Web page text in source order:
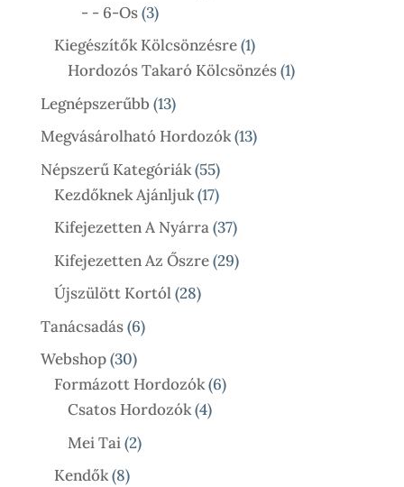
- - 6-Os 33
Termék
Kiegészítők Kölcsönzésre 11
Termék
Hordozós Takaró Kölcsönzés 11
Legnépszerűbb 1313
Termék
Megvásárolható Hordozók 1313
Népszerű Kategóriák 5555
Termék
Kezdőknek Ajánljuk 1717
Termék
Kifejezetten A Nyárra 3737
Termék
Kifejezetten Az Őszre 2929
Újszülött Kortól 2828
Tanácsadás 66
Webshop 3030
Termék
Formázott Hordozók 66
Csatos Hordozók 44
Mei Tai 22
Kendők 88